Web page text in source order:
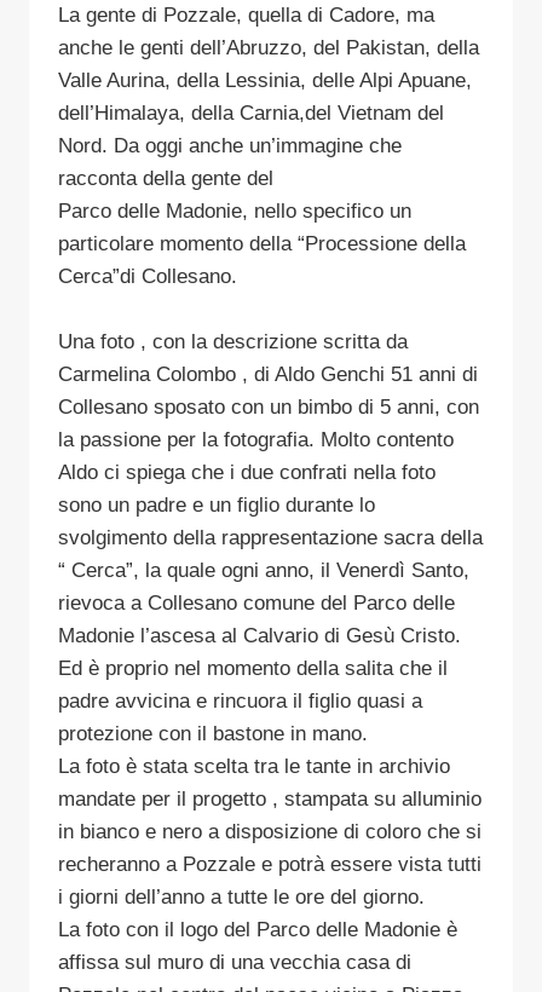
La gente di Pozzale, quella di Cadore, ma
anche le genti dell’Abruzzo, del Pakistan, della
Valle Aurina, della Lessinia, delle Alpi Apuane,
dell’Himalaya, della Carnia,del Vietnam del
Nord. Da oggi anche un’immagine che
racconta della gente del
Parco delle Madonie, nello specifico un
particolare momento della “Processione della
Cerca”di Collesano.
Una foto , con la descrizione scritta da
Carmelina Colombo , di Aldo Genchi 51 anni di
Collesano sposato con un bimbo di 5 anni, con
la passione per la fotografia. Molto contento
Aldo ci spiega che i due confrati nella foto
sono un padre e un figlio durante lo
svolgimento della rappresentazione sacra della
“ Cerca”, la quale ogni anno, il Venerdì Santo,
rievoca a Collesano comune del Parco delle
Madonie l’ascesa al Calvario di Gesù Cristo.
Ed è proprio nel momento della salita che il
padre avvicina e rincuora il figlio quasi a
protezione con il bastone in mano.
La foto è stata scelta tra le tante in archivio
mandate per il progetto , stampata su alluminio
in bianco e nero a disposizione di coloro che si
recheranno a Pozzale e potrà essere vista tutti
i giorni dell’anno a tutte le ore del giorno.
La foto con il logo del Parco delle Madonie è
affissa sul muro di una vecchia casa di